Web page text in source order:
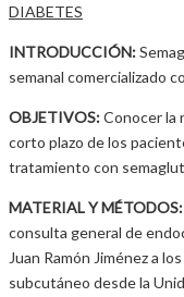
DIABETES
INTRODUCCIÓN:
semanal comercializado
OBJETIVOS:Conocer la
corto plazo de los
tratamiento con
MATERIAL Y MÉTODOS:
consulta general de
Juan Ramón Jiménez a
subcutáneo desde la